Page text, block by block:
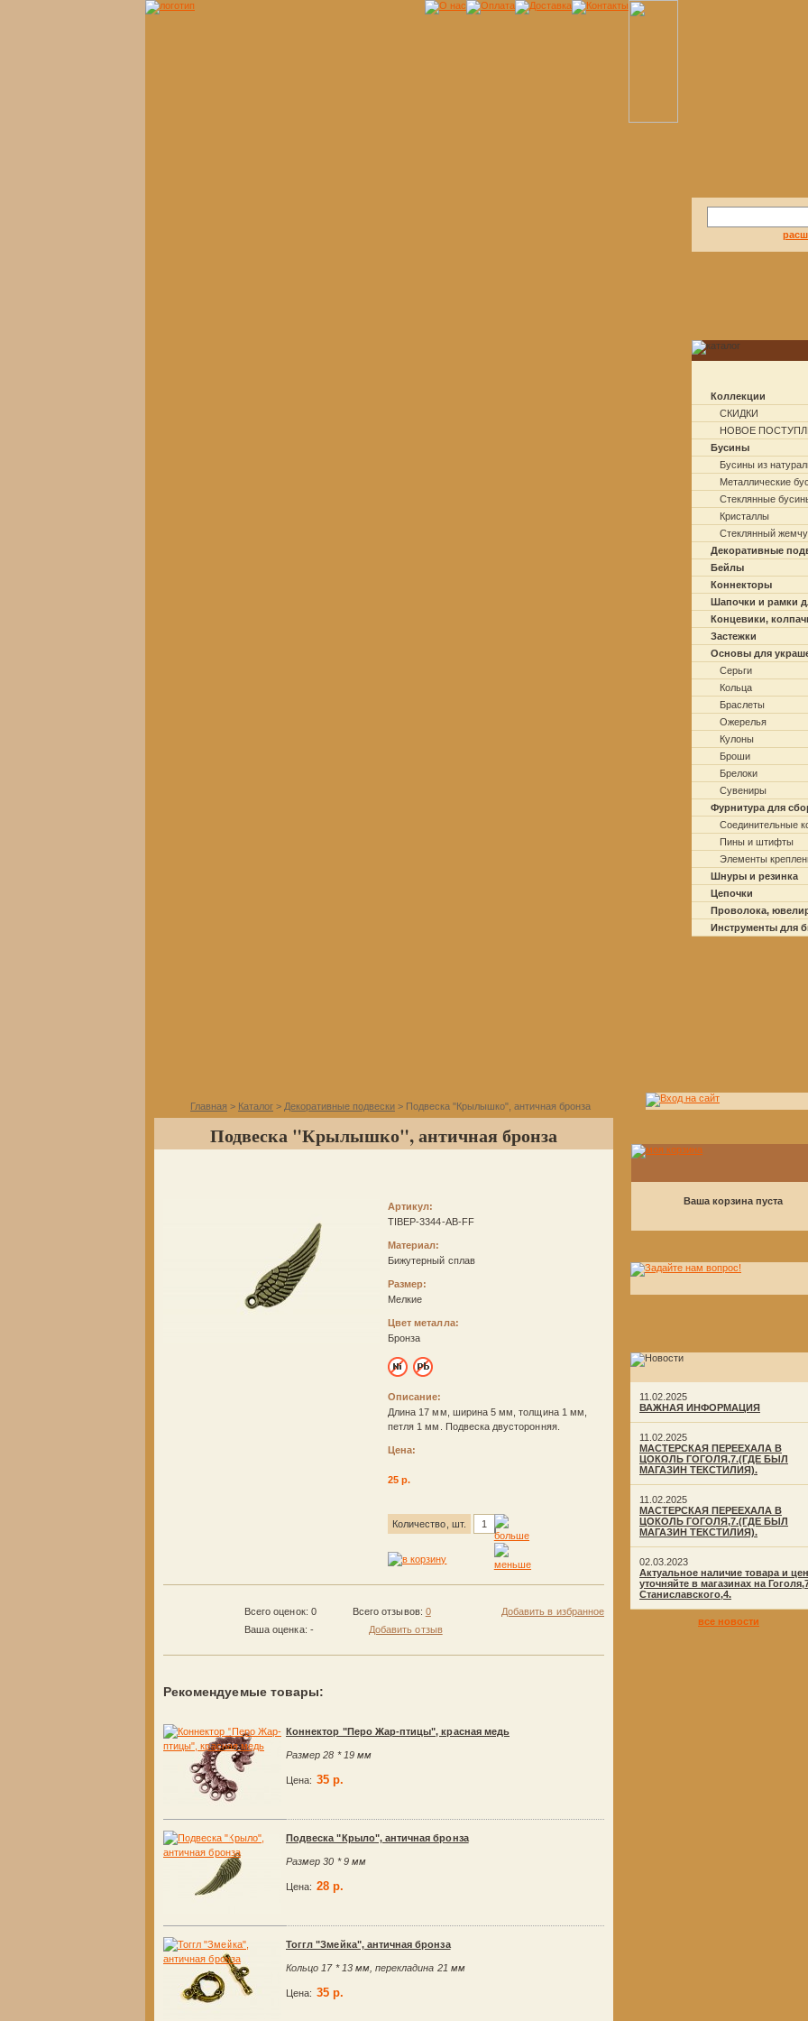
Коллекции
СКИДКИ
НОВОЕ
Бусины
Бусины из
Металлические
Стеклянные
Кристаллы
Стеклянный
Декоративные
Бейлы
Коннекторы
Шапочки и рамки
Концевики,
Застежки
Основы для
Серьги
Кольца
Браслеты
Ожерелья
Кулоны
Броши
Брелоки
Сувениры
Фурнитура для
Соединительные
Пины и штифты
Элементы
Шнуры и резинка
Цепочки
Проволока,
Инструменты для
Главная > Каталог > Декоративные подвески > Подвеска "Крылышко", античная бронза
Подвеска "Крылышко", античная бронза
Артикул:
TIBEP-3344-AB-FF
Материал:
Бижутерный сплав
Размер:
Мелкие
Цвет металла:
Бронза
Описание:
Длина 17 мм, ширина 5 мм, толщина 1 мм,
петля 1 мм. Подвеска двусторонняя.
Цена:
25 р.
Количество, шт.
Всего оценок: 0
Ваша оценка: -
Всего отзывов: 0
Добавить отзыв
Добавить в избранное
Рекомендуемые товары:
Коннектор "Перо Жар-птицы", красная медь
Размер 28 * 19 мм
Цена: 35 р.
Подвеска "Крыло", античная бронза
Размер 30 * 9 мм
Цена: 28 р.
Тоггл "Змейка", античная бронза
Кольцо 17 * 13 мм, перекладина 21 мм
Цена: 35 р.
Ваша корзина пуста
11.02.2025
ВАЖНАЯ ИНФОРМАЦИЯ
11.02.2025
МАСТЕРСКАЯ ПЕРЕЕХАЛА В
ЦОКОЛЬ ГОГОЛЯ,7.(ГДЕ БЫЛ
МАГАЗИН ТЕКСТИЛИЯ).
11.02.2025
МАСТЕРСКАЯ ПЕРЕЕХАЛА В
ЦОКОЛЬ ГОГОЛЯ,7.(ГДЕ БЫЛ
МАГАЗИН ТЕКСТИЛИЯ).
02.03.2023
Актуальное наличие товара и
уточняйте в магазинах на
Станиславского,4.
все новости